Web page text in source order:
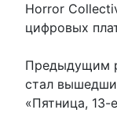
Horror
цифровых
Предыдущим
стал
«Пятница, 13-